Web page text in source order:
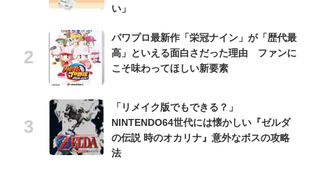
い」
パワプロ最新作「栄冠ナイン」が「歴代最
高」といえる面白さだった理由 ファンに
こそ味わってほしい新要素
「リメイク版でもできる？」
NINTENDO64世代には懐かしい『ゼルダ
の伝説 時のオカリナ』意外なボスの攻略
法